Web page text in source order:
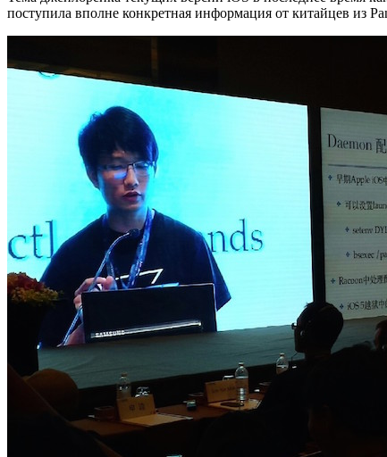
поступила вполне конкретная информация от китайцев из